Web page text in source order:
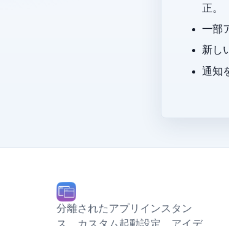
正。
一部
新し
WhatsApp
分離されたアプリインスタン